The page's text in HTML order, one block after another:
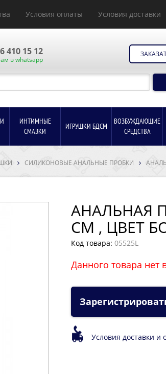
Условия оплаты Условия доставки
410 15 12
в whatsapp
ИНТИМНЫЕ
СМАЗКИ
ИГРУШКИ БДСМ
ВОЗБУЖДАЮЩИЕ
СРЕДСТВА
СИЛИКОНОВЫЕ АНАЛЬНЫЕ ПРОБКИ
АНАЛЬНАЯ
СМ , ЦВЕТ
Код товара: 05525L
Данного товара нет
Условия доставки и